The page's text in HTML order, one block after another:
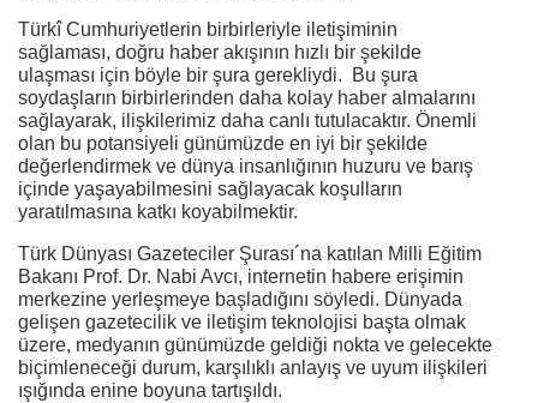
Türkî Cumhuriyetlerin birbirleriyle iletişiminin
sağlaması, doğru haber akışının hızlı bir şekilde
ulaşması için böyle bir şura gerekliydi. Bu şura
soydaşların birbirlerinden daha kolay haber almalarını
sağlayarak, ilişkilerimiz daha canlı tutulacaktır. Önemli
olan bu potansiyeli günümüzde en iyi bir şekilde
değerlendirmek ve dünya insanlığının huzuru ve barış
içinde yaşayabilmesini sağlayacak koşulların
yaratılmasına katkı koyabilmektir.
Türk Dünyası Gazeteciler Şurası´na katılan Milli Eğitim
Bakanı Prof. Dr. Nabi Avcı, internetin habere erişimin
merkezine yerleşmeye başladığını söyledi. Dünyada
gelişen gazetecilik ve iletişim teknolojisi başta olmak
üzere, medyanın günümüzde geldiği nokta ve gelecekte
biçimleneceği durum, karşılıklı anlayış ve uyum ilişkileri
ışığında enine boyuna tartışıldı.